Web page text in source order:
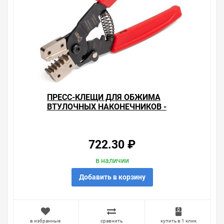
ПРЕСС-КЛЕЩИ ДЛЯ ОБЖИМА
ВТУЛОЧНЫХ НАКОНЕЧНИКОВ -
722.30 ₽
в наличии
Добавить в корзину
в избранные сравнить купить в 1 клик